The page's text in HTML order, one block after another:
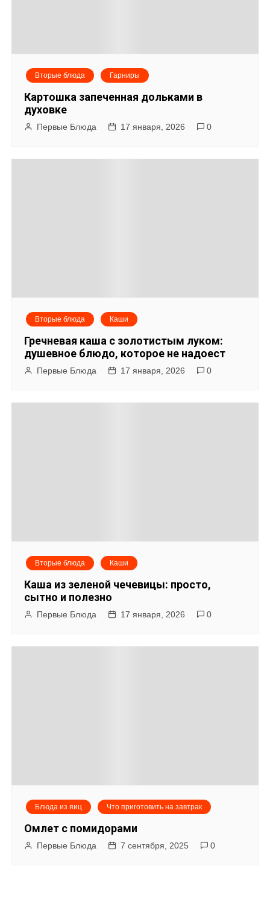
Вторые блюда Гарниры
Картошка запеченная дольками в
духовке
Первые Блюда 17 января, 2026 0
Вторые блюда Каши
Гречневая каша с золотистым луком:
душевное блюдо, которое не надоест
Первые Блюда 17 января, 2026 0
Вторые блюда Каши
Каша из зеленой чечевицы: просто,
сытно и полезно
Первые Блюда 17 января, 2026 0
Блюда из яиц Что приготовить на завтрак
Омлет с помидорами
Первые Блюда 7 сентября, 2025 0